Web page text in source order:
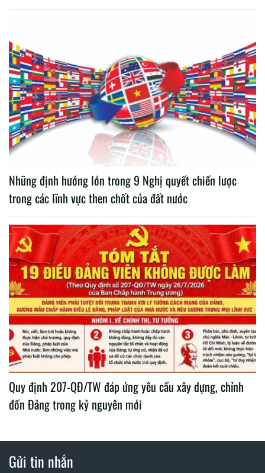
Những định hướng lớn trong 9 Nghị quyết chiến lược
trong các lĩnh vực then chốt của đất nước
Quy định 207-QĐ/TW đáp ứng yêu cầu xây dựng, chỉnh
đốn Đảng trong kỷ nguyên mới
Gửi tin nhắn